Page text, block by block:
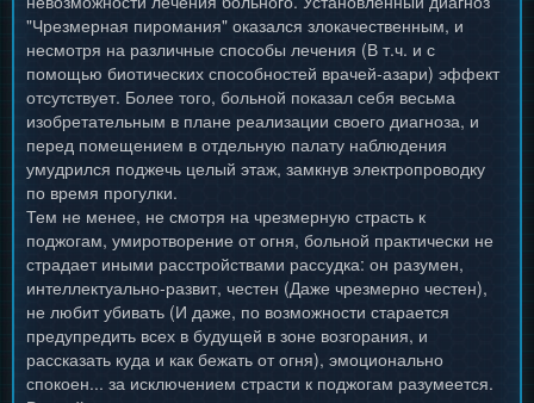
"Чрезмерная пиромания" оказался злокачественным, и
несмотря на различные способы лечения (В т.ч. и с
помощью биотических способностей врачей-азари) эффект
отсутствует. Более того, больной показал себя весьма
изобретательным в плане реализации своего диагноза, и
перед помещением в отдельную палату наблюдения
умудрился поджечь целый этаж, замкнув электропроводку
по время прогулки.
Тем не менее, не смотря на чрезмерную страсть к
поджогам, умиротворение от огня, больной практически не
страдает иными расстройствами рассудка: он разумен,
интеллектуально-развит, честен (Даже чрезмерно честен),
не любит убивать (И даже, по возможности старается
предупредить всех в будущей в зоне возгорания, и
рассказать куда и как бежать от огня), эмоционально
спокоен... за исключением страсти к поджогам разумеется.